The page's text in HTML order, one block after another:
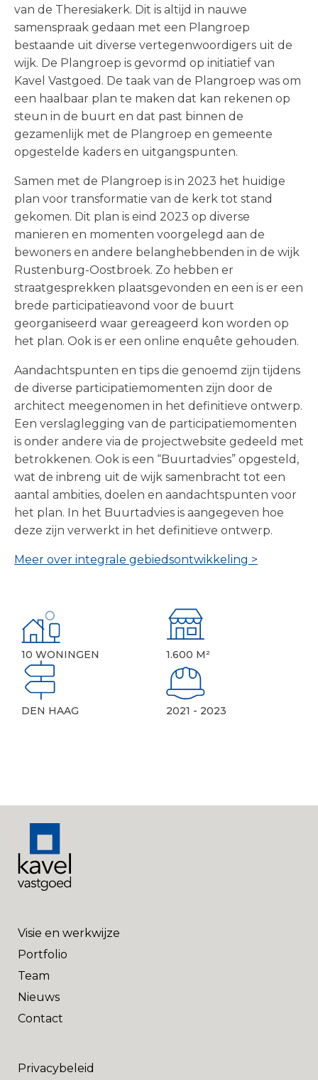
van de Theresiakerk. Dit is altijd in nauwe
samenspraak gedaan met een Plangroep
bestaande uit diverse vertegenwoordigers uit de
wijk. De Plangroep is gevormd op initiatief van
Kavel Vastgoed. De taak van de Plangroep was om
een haalbaar plan te maken dat kan rekenen op
steun in de buurt en dat past binnen de
gezamenlijk met de Plangroep en gemeente
opgestelde kaders en uitgangspunten.
Samen met de Plangroep is in 2023 het huidige
plan voor transformatie van de kerk tot stand
gekomen. Dit plan is eind 2023 op diverse
manieren en momenten voorgelegd aan de
bewoners en andere belanghebbenden in de wijk
Rustenburg-Oostbroek. Zo hebben er
straatgesprekken plaatsgevonden en een is er een
brede participatieavond voor de buurt
georganiseerd waar gereageerd kon worden op
het plan. Ook is er een online enquête gehouden.
Aandachtspunten en tips die genoemd zijn tijdens
de diverse participatiemomenten zijn door de
architect meegenomen in het definitieve ontwerp.
Een verslaglegging van de participatiemomenten
is onder andere via de projectwebsite gedeeld met
betrokkenen. Ook is een “Buurtadvies” opgesteld,
wat de inbreng uit de wijk samenbracht tot een
aantal ambities, doelen en aandachtspunten voor
het plan. In het Buurtadvies is aangegeven hoe
deze zijn verwerkt in het definitieve ontwerp.
Meer over integrale gebiedsontwikkeling >
10 WONINGEN 1.600 M²
DEN HAAG 2021 - 2023
Visie en werkwijze
Portfolio
Team
Nieuws
Contact
Privacybeleid